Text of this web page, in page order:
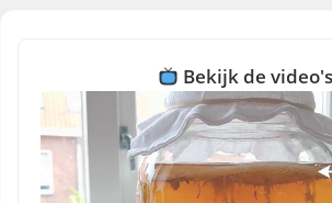
Bekijk de video's